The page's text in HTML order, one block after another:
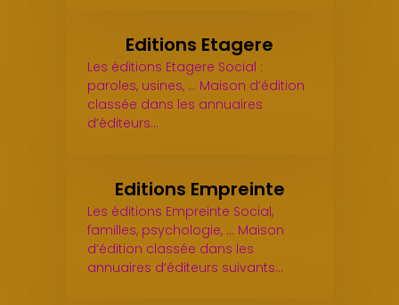
Editions Etagere
Les éditions Etagere Social :
paroles, usines, ... Maison d’édition
classée dans les annuaires
d’éditeurs…
Editions Empreinte
Les éditions Empreinte Social,
familles, psychologie, ... Maison
d’édition classée dans les
annuaires d’éditeurs suivants…